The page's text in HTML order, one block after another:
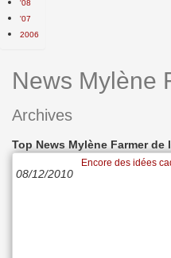
'08
'07
2006
News Mylène
Archives
Top News Mylène Farmer de
08/12/2010
Encore des idées